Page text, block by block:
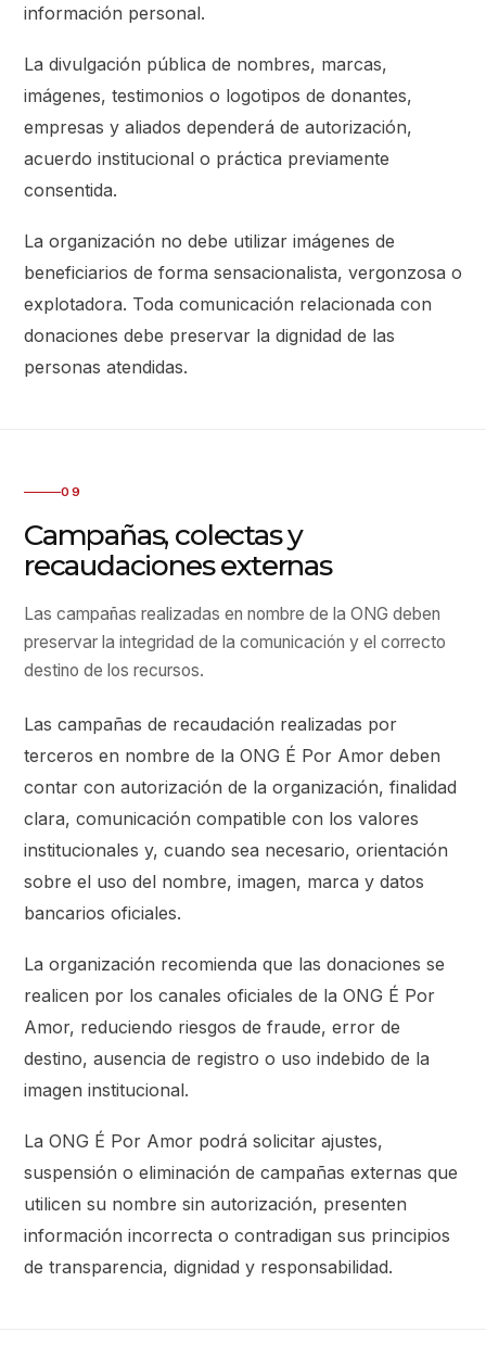
información personal.
La divulgación pública de nombres, marcas,
imágenes, testimonios o logotipos de donantes,
empresas y aliados dependerá de autorización,
acuerdo institucional o práctica previamente
consentida.
La organización no debe utilizar imágenes de
beneficiarios de forma sensacionalista, vergonzosa o
explotadora. Toda comunicación relacionada con
donaciones debe preservar la dignidad de las
personas atendidas.
09
Campañas, colectas y
recaudaciones externas
Las campañas realizadas en nombre de la ONG deben
preservar la integridad de la comunicación y el correcto
destino de los recursos.
Las campañas de recaudación realizadas por
terceros en nombre de la ONG É Por Amor deben
contar con autorización de la organización, finalidad
clara, comunicación compatible con los valores
institucionales y, cuando sea necesario, orientación
sobre el uso del nombre, imagen, marca y datos
bancarios oficiales.
La organización recomienda que las donaciones se
realicen por los canales oficiales de la ONG É Por
Amor, reduciendo riesgos de fraude, error de
destino, ausencia de registro o uso indebido de la
imagen institucional.
La ONG É Por Amor podrá solicitar ajustes,
suspensión o eliminación de campañas externas que
utilicen su nombre sin autorización, presenten
información incorrecta o contradigan sus principios
de transparencia, dignidad y responsabilidad.